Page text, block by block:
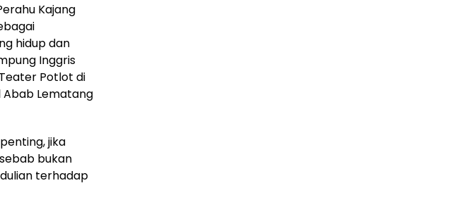
Kajang
hidup dan
Inggris
Potlot di
Abab Lematang
jika
bukan
terhadap